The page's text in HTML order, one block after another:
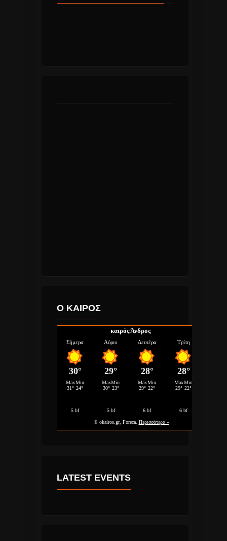
Ο ΚΑΙΡΟΣ
καιρός Άνδρος
LATEST EVENTS